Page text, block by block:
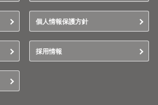
個人情報保護方針
採用情報